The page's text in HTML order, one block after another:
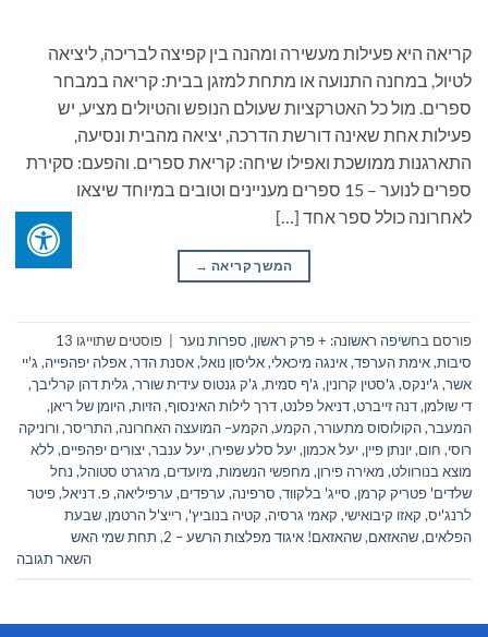
קריאה היא פעילות מעשירה ומהנה בין קפיצה לבריכה, ליציאה
לטיול, במחנה התנועה או מתחת למזגן בבית: קריאה במבחר
ספרים. מול כל האטרקציות שעולם הנופש והטיולים מציע, יש
פעילות אחת שאינה דורשת הדרכה, יציאה מהבית ונסיעה,
התארגנות ממושכת ואפילו שיחה: קריאת ספרים. והפעם: סקירת
ספרים לנוער – 15 ספרים מעניינים וטובים במיוחד שיצאו
לאחרונה כולל ספר אחד […]
המשך קריאה →
פורסם בחשיפה ראשונה: + פרק ראשון, ספרות נוער פוסטים שתוייגו 13
סיבות,אימת הערפד,אינגה מיכאלי,אליסון נואל,אסנת הדר,אפלה יפהפייה, ג'יי
אשר, ג'ינקס, ג'סטין קרונין, ג'ף סמית, ג'ק גנטוס עידית שורר, גלית דהן קרליבך,
די שולמן,דנה זייברט,דניאל פלנט,דרך לילות האינסוף,הזיות,היומן של ריאן,
המעבר,הקולוסוס מתעורר,הקמע,הקמע– המועצה האחרונה,התריסר,ורוניקה
רוסי, חום,יונתן פיין,יעל אכמון,יעל סלע שפירו,יעל ענבר,יצורים יפהפיים,ללא
מוצא בנורוולט, מאירה פירון, מחפשי הנשמות, מיועדים, מרגרט סטוהל, נחל
שלדים' פטריק קרמן, סייג' בלקווד, סרפינה, ערפדים, ערפיליאה,פ. דניאל,פיטר
לרנג'יס, קאזו קיבואישי, קאמי גרסיה, קטיה בנוביץ', רייצ'ל הרטמן,שבעת
הפלאים,שהאזאם,שהאזאם! איגוד מפלצות הרשע – 2 , תחת שמי האש
השאר תגובה